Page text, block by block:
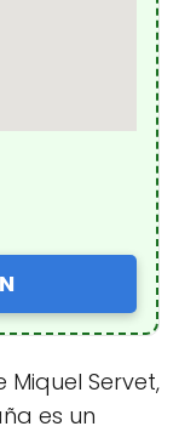
Servet,
es un